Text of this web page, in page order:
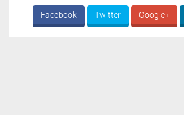
Facebook Twitter Google+